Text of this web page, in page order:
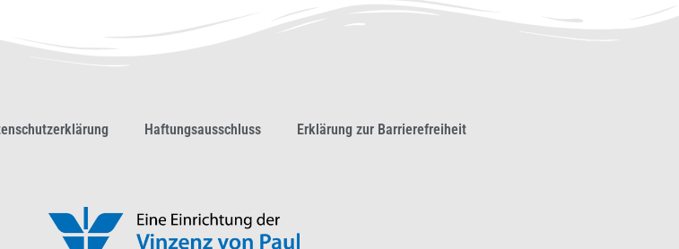
Haftungsausschluss Erklärung zur Barrierefreiheit​